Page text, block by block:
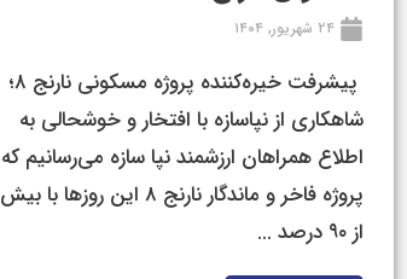
۲۴ شهریور, ۱۴۰۴
پیشرفت خیره‌کننده پروژه مسکونی نارنج ۸؛
شاهکاری از نپاسازه با افتخار و خوشحالی به
اطلاع همراهان ارزشمند نپا سازه می‌رسانیم که
پروژه فاخر و ماندگار نارنج ۸ این روزها با بیش
از ۹۰ درصد ...